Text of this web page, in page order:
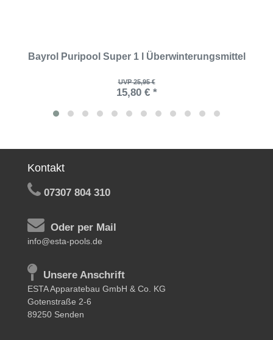
Bayrol Puripool Super 1 l Überwinterungsmittel
UVP 25,95 €
15,80 € *
Kontakt
07307 804 310
Oder per Mail
info@esta-pools.de
Unsere Anschrift
ESTA Apparatebau GmbH & Co. KG
Gotenstraße 2-6
89250 Senden